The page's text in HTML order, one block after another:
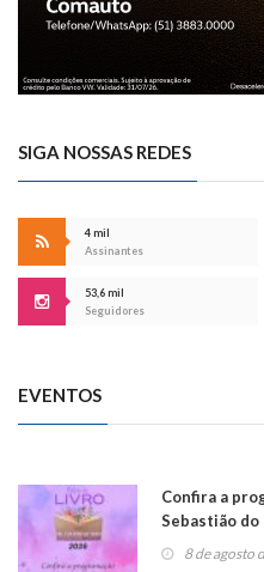
SIGA NOSSAS REDES
4 mil
Assinantes
53,6 mil
Seguidores
EVENTOS
Confira a
Sebastião do
8 de agosto